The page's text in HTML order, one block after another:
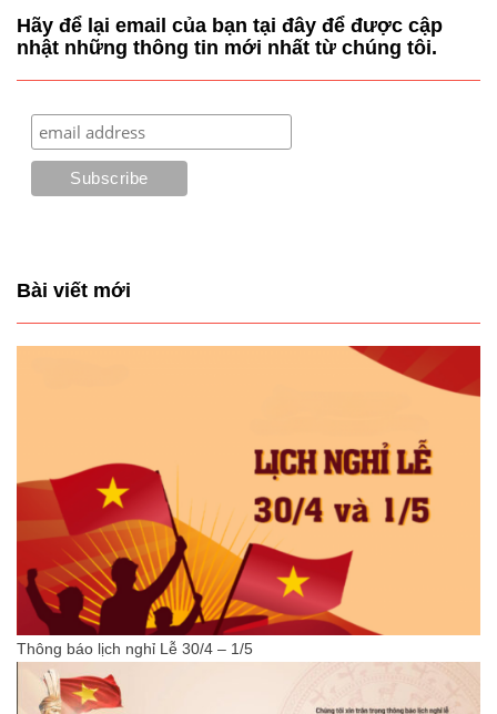
Hãy để lại email của bạn tại đây để được cập
nhật những thông tin mới nhất từ chúng tôi.
Bài viết mới
Thông báo lịch nghỉ Lễ 30/4 – 1/5